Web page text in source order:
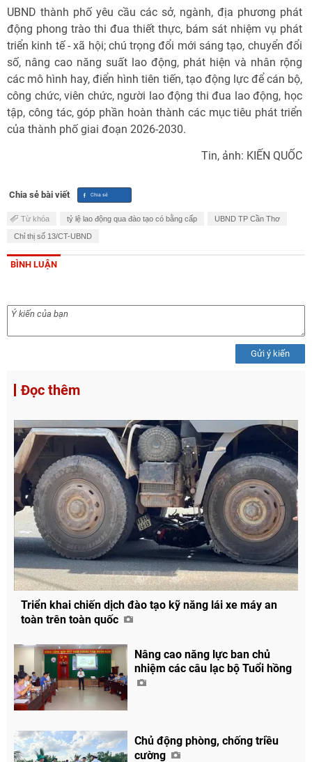
UBND thành phố yêu cầu các sở, ngành, địa phương phát
động phong trào thi đua thiết thực, bám sát nhiệm vụ phát
triển kinh tế - xã hội; chú trọng đổi mới sáng tạo, chuyển đổi
số, nâng cao năng suất lao động, phát hiện và nhân rộng
các mô hình hay, điển hình tiên tiến, tạo động lực để cán bộ,
công chức, viên chức, người lao động thi đua lao động, học
tập, công tác, góp phần hoàn thành các mục tiêu phát triển
của thành phố giai đoạn 2026-2030.
Tin, ảnh: KIẾN QUỐC
Chia sẻ bài viết
Từ khóa tỷ lệ lao động qua đào tạo có bằng cấp UBND TP Cần Thơ
Chỉ thị số 13/CT-UBND
BÌNH LUẬN
Gửi ý kiến
Đọc thêm
Triển khai chiến dịch đào tạo kỹ năng lái xe máy an
toàn trên toàn quốc
Nâng cao năng lực ban chủ
nhiệm các câu lạc bộ Tuổi hồng
Chủ động phòng, chống triều
cường